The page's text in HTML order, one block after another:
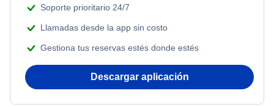
Flights from Shanghai to Nueva York
Flights from Delhi to Nueva York
Soporte prioritario 24/7
Llamadas desde la app sin costo
Gestiona tus reservas estés donde estés
Descargar aplicación